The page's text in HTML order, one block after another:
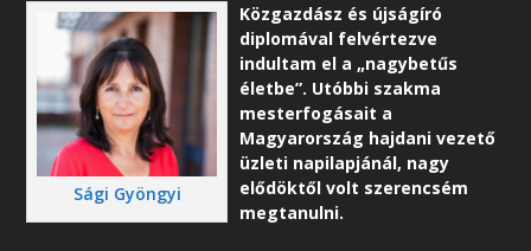
Sági Gyöngyi
Közgazdász és újságíró
diplomával felvértezve
indultam el a „nagybetűs
életbe”. Utóbbi szakma
mesterfogásait a
Magyarország hajdani vezető
üzleti napilapjánál, nagy
elődöktől volt szerencsém
megtanulni.